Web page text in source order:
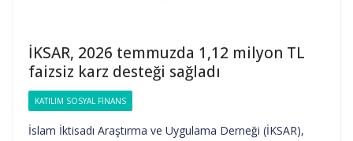
İKSAR, 2026 temmuzda 1,12 milyon TL
faizsiz karz desteği sağladı
KATILIM SOSYAL FINANS
İslam İktisadı Araştırma ve Uygulama Derneği (İKSAR),